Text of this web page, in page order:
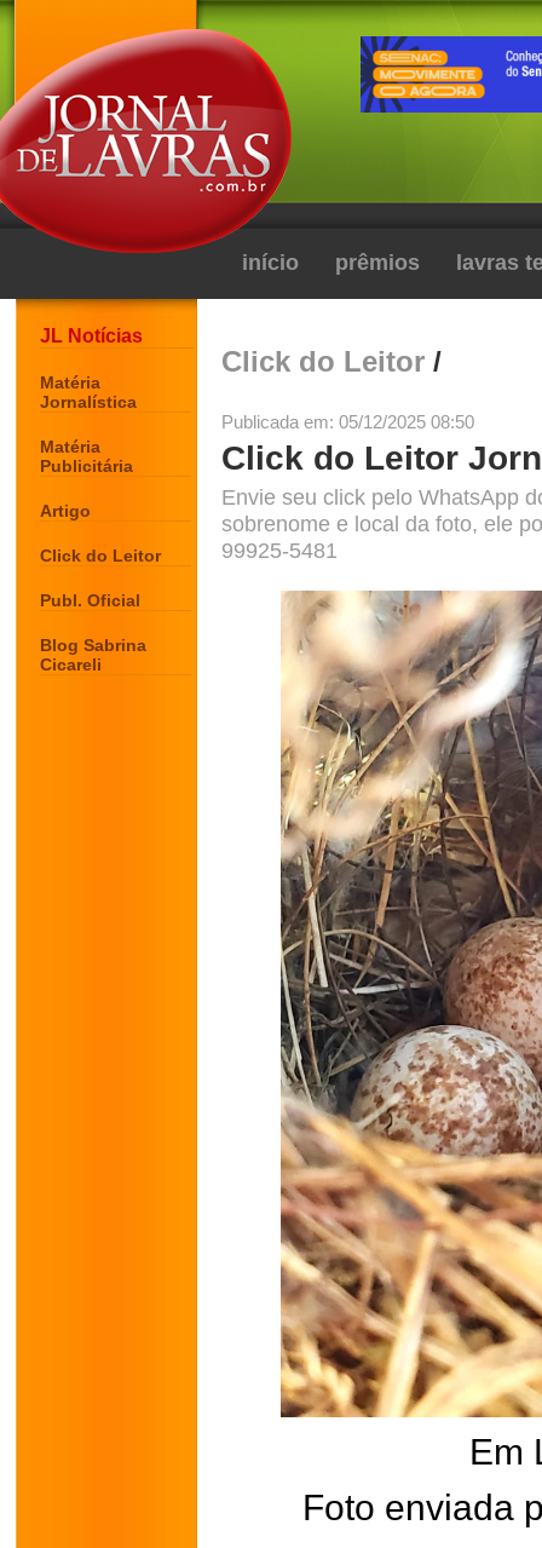
início prêmios lavras
JL Notícias
Matéria
Jornalística
Matéria
Publicitária
Artigo
Click do Leitor
Publ. Oficial
Blog Sabrina
Cicareli
Click do Leitor /
Publicada em: 05/12/2025 08:50
Click do Leitor
Envie seu click pelo WhatsApp
sobrenome e local da foto, ele
99925-5481
Em
Foto enviada